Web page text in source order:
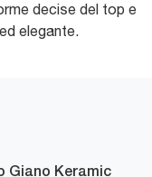
decise del top e
elegante.
Giano Keramic